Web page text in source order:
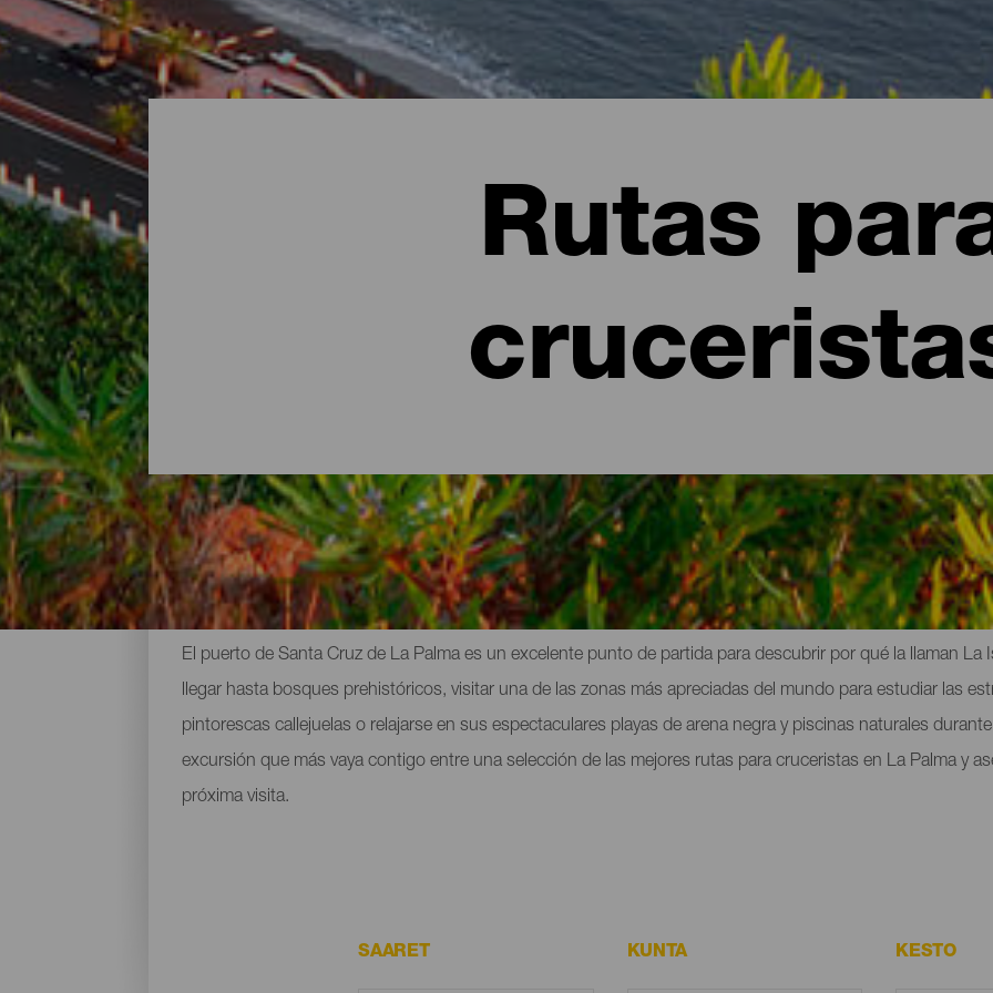
Rutas
Las mejores rutas para cruceristas en La Palma
El puerto de Santa Cruz de La Palma es un excelente punto de partida para descubrir por qué la llaman
llegar hasta bosques prehistóricos, visitar una de las zonas más apreciadas del mundo para estudiar las
pintorescas callejuelas o relajarse en sus espectaculares playas de arena negra y piscinas naturales
excursión que más vaya contigo entre una selección de las mejores rutas para cruceristas en La Palma y
próxima visita.
SAARET KUNTA KESTO